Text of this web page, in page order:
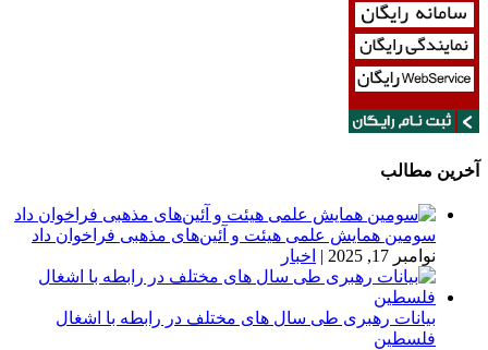
آخرین مطالب
سومین همایش علمی هیئت و آئین‌های مذهبی فراخوان داد
نوامبر 17, 2025
| اخبار
بیانات رهبری طی سال های مختلف در رابطه با اشغال
فلسطین